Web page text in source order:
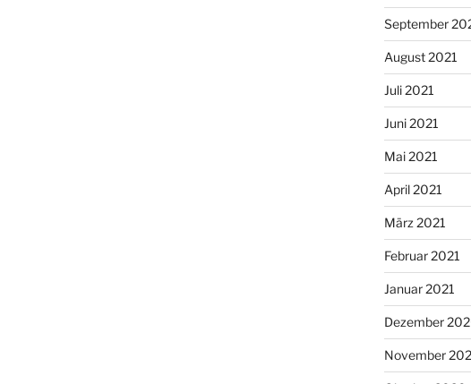
September
August 2021
Juli 2021
Juni 2021
Mai 2021
April 2021
März 2021
Februar 2021
Januar 2021
Dezember
November